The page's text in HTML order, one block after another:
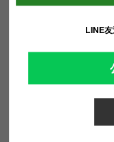
日本限定販売Tシャ
フロントにはバッ
LINE